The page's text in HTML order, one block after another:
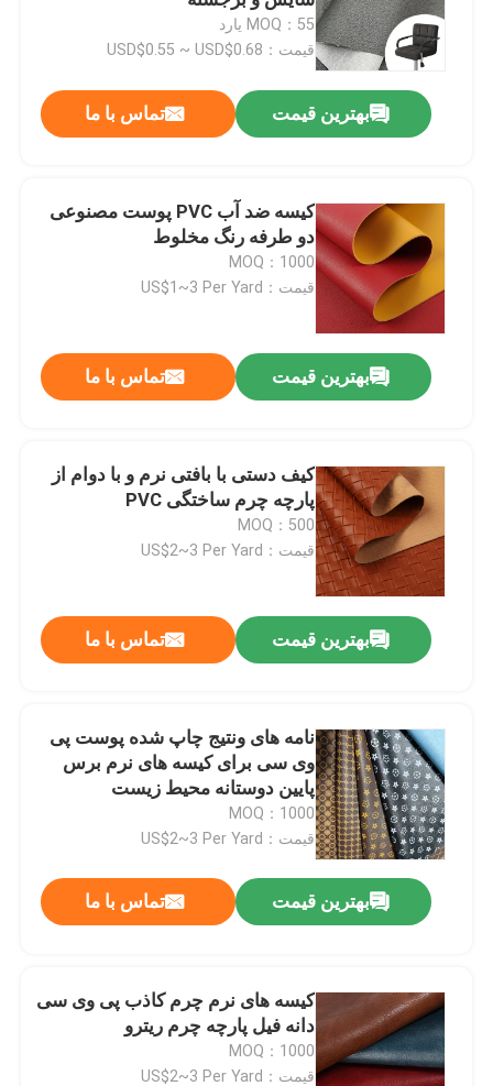
پوست بسته بندی
پارچه از چرم سیلیکونی
MOQ：55 یارد
قیمت：USD$0.55 ~ USD$0.68
بهترین قیمت تماس با ما
کیسه ضد آب PVC پوست مصنوعی
دو طرفه رنگ مخلوط
MOQ：1000
قیمت：US$1~3 Per Yard
بهترین قیمت تماس با ما
کیف دستی با بافتی نرم و با دوام از
پارچه چرم ساختگی PVC
MOQ：500
قیمت：US$2~3 Per Yard
بهترین قیمت تماس با ما
نامه های ونتیج چاپ شده پوست پی
وی سی برای کیسه های نرم برس
پایین دوستانه محیط زیست
MOQ：1000
قیمت：US$2~3 Per Yard
بهترین قیمت تماس با ما
کیسه های نرم چرم کاذب پی وی سی
دانه فیل پارچه چرم ریترو
MOQ：1000
قیمت：US$2~3 Per Yard